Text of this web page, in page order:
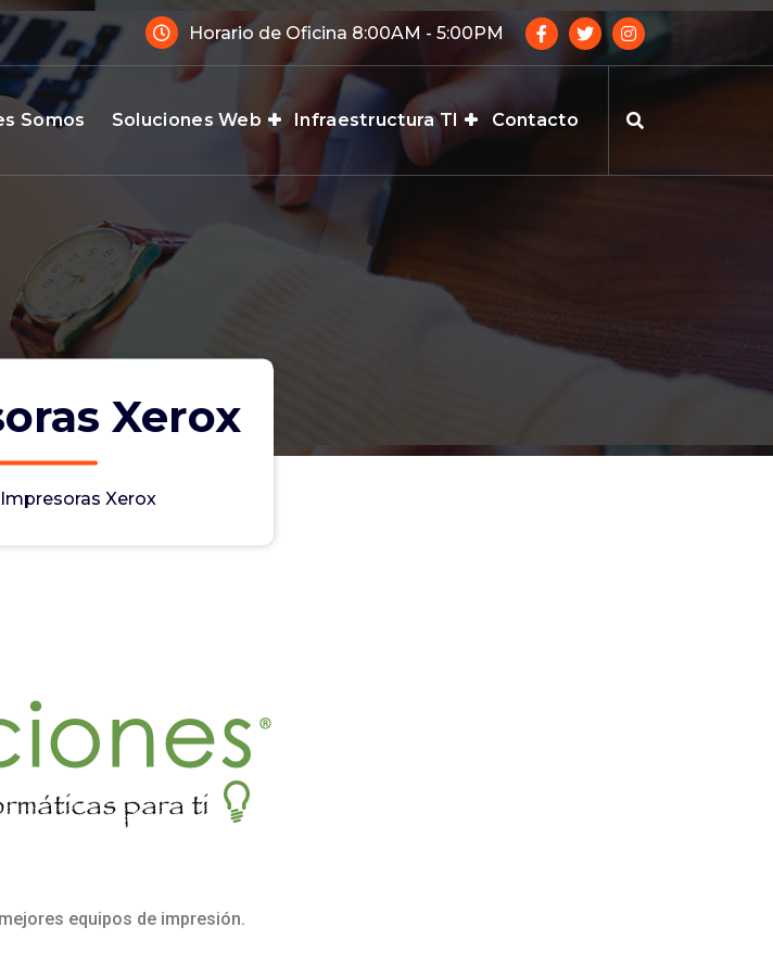
Horario de Oficina 8:00AM - 5:00PM
Virtuales VPS, Programación web, Servicios informáticos, Soporte técnico, Alquiler de impresoras, Mantenimientos
Somos Soluciones Web Infraestructura TI Contacto
Xerox
Impresoras Xerox
equipos de impresión.